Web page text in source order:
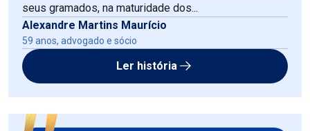
seus gramados, na maturidade dos...
Alexandre Martins Maurício
59 anos, advogado e sócio
Ler história